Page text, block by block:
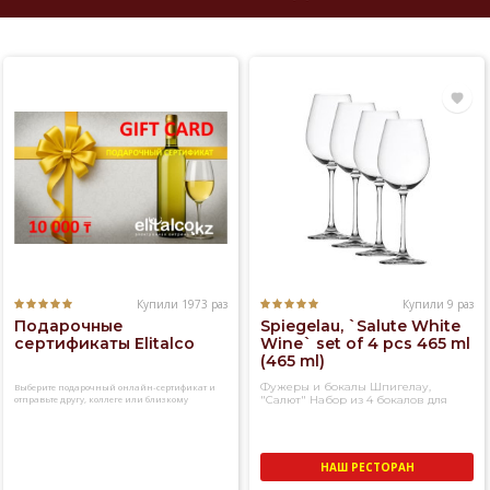
Купили 1973 раз
Подарочные
сертификаты Elitalco
Выберите подарочный онлайн-сертификат и
отправьте другу, коллеге или близкому
Купили 9 раз
Spiegelau, `Salute White
Wine` set of 4 pcs 465 ml
(465 ml)
Фужеры и бокалы Шпигелау,
"Салют" Набор из 4 бокалов для
НАШ РЕСТОРАН